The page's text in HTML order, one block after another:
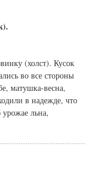
(холст). Кусок
во все стороны
матушка-весна,
в надежде, что
урожае льна,